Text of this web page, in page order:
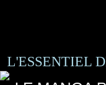
L'ESSENTIEL